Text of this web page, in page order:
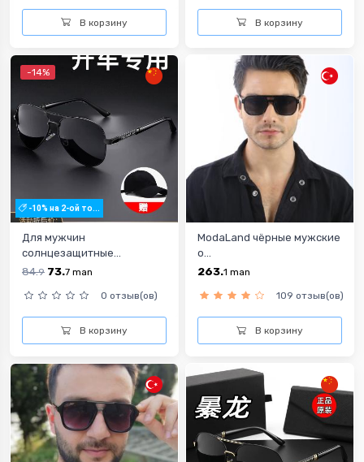
В корзину В корзину
-14%
-10% на 2-ой то...
Для мужчин
солнцезащитные...
84.9 73.7 man
0 отзыв(ов)
В корзину
ModaLand чёрные мужские
о...
263.1 man
109 отзыв(ов)
В корзину